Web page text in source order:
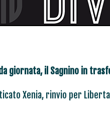
giornata, il Sagnino in
Xenia, rinvio per